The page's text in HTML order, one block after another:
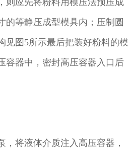
的等静压成型模具内；压制圆
见图5所示最后把装好粉料的模
容器中，密封高压容器入口后
，将液体介质注入高压容器，